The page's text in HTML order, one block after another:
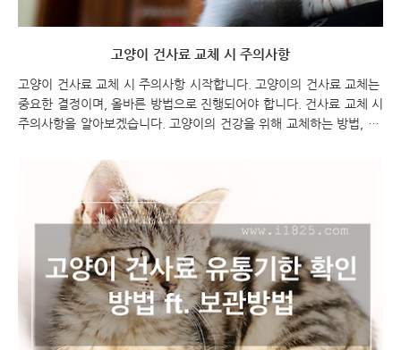
고양이 건사료 교체 시 주의사항
고양이 건사료 교체 시 주의사항 시작합니다. 고양이의 건사료 교체는
중요한 결정이며, 올바른 방법으로 진행되어야 합니다. 건사료 교체 시
주의사항을 알아보겠습니다. 고양이의 건강을 위해 교체하는 방법, 영
와 상의, 급격한 교체 피하기 등을 알아보세요. 고양이를 위한 건사료
교체를 효과적으로 진행하는 방법에 대해 알려드립니다. 고양이 건사
료 교체 시 주의사항 고양이 건사료 고양이 건사료 교체 시 주의사항
고양이의 고양이 건사료 교체 시에는 몇 가지 주의사항을 염두에 두어
야 합니다. 아래는 고양이 건사료 교체 시 주의해야 할 사항들입니다.
점진적인 교체: 기존의 고양이 건사료 새로운 건사료를 섞어서 점진적
으로 교체하는 것이 좋습니다. 갑..